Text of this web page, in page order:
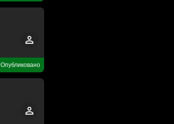
Опубликовано